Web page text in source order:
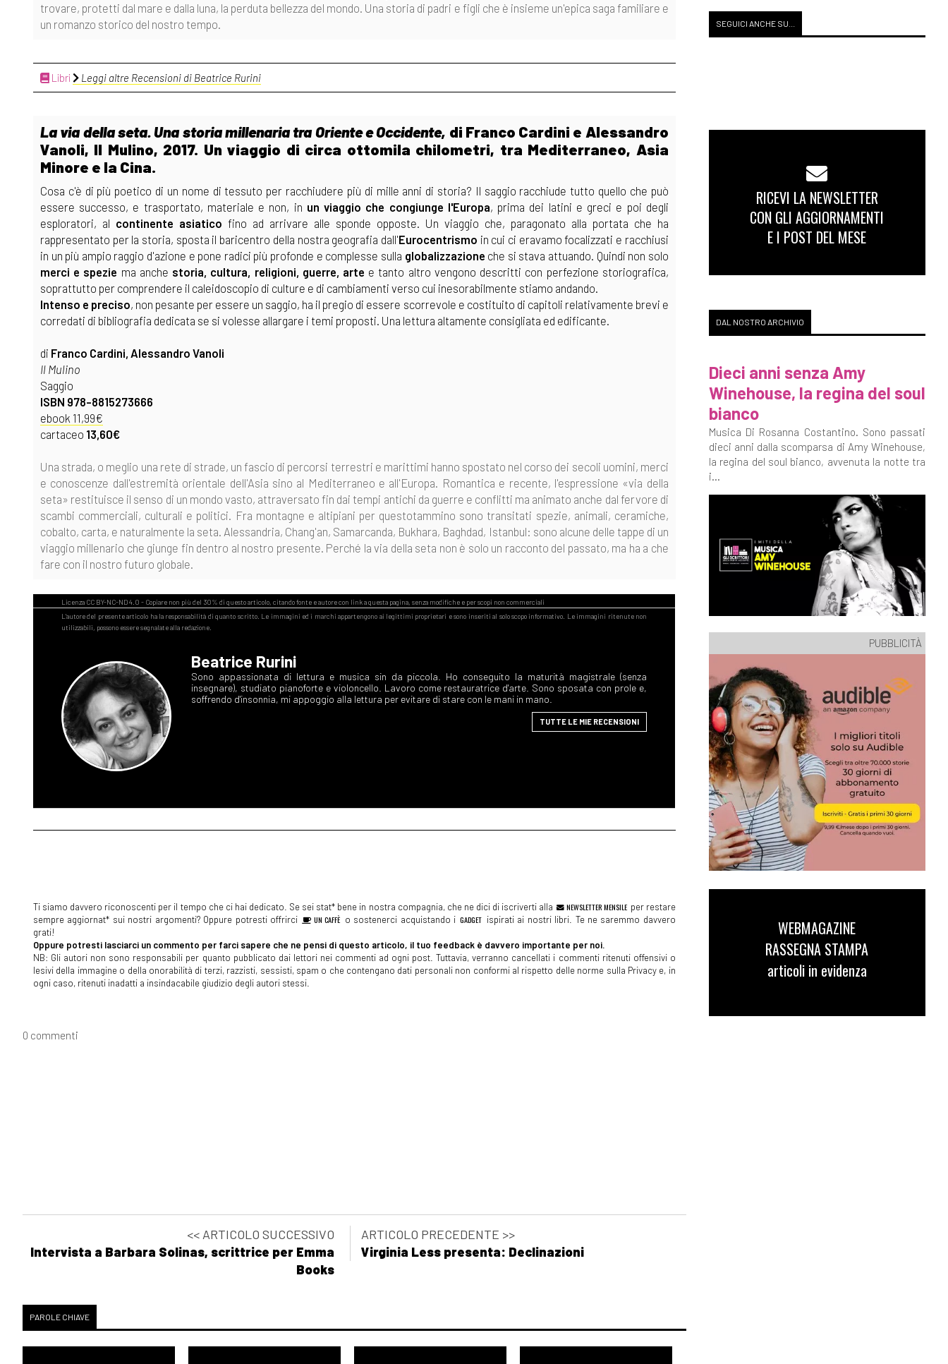
trovare, protetti dal mare e dalla luna, la perduta bellezza del mondo. Una storia di padri e figli che è insieme un'epica saga familiare e
un romanzo storico del nostro tempo.
Libri Leggi altre Recensioni di Beatrice Rurini
La via della seta. Una storia millenaria tra Oriente e Occidente, di Franco Cardini e Alessandro
Vanoli, Il Mulino, 2017. Un viaggio di circa ottomila chilometri, tra Mediterraneo, Asia
Minore e la Cina.
Cosa c'è di più poetico di un nome di tessuto per racchiudere più di mille anni di storia? Il saggio racchiude tutto quello che può
essere successo, e trasportato, materiale e non, in un viaggio che congiunge l'Europa, prima dei latini e greci e poi degli
esploratori, al continente asiatico fino ad arrivare alle sponde opposte. Un viaggio che, paragonato alla portata che ha
rappresentato per la storia, sposta il baricentro della nostra geografia dall'Eurocentrismo in cui ci eravamo focalizzati e racchiusi
in un più ampio raggio d'azione e pone radici più profonde e complesse sulla globalizzazione che si stava attuando. Quindi non solo
merci e spezie ma anche storia, cultura, religioni, guerre, arte e tanto altro vengono descritti con perfezione storiografica,
soprattutto per comprendere il caleidoscopio di culture e di cambiamenti verso cui inesorabilmente stiamo andando.
Intenso e preciso, non pesante per essere un saggio, ha il pregio di essere scorrevole e costituito di capitoli relativamente brevi e
corredati di bibliografia dedicata se si volesse allargare i temi proposti. Una lettura altamente consigliata ed edificante.
di Franco Cardini, Alessandro Vanoli
Il Mulino
Saggio
ISBN 978-8815273666
ebook 11,99€
cartaceo 13,60€
Una strada, o meglio una rete di strade, un fascio di percorsi terrestri e marittimi hanno spostato nel corso dei secoli uomini, merci
e conoscenze dall'estremità orientale dell'Asia sino al Mediterraneo e all'Europa. Romantica e recente, l'espressione «via della
seta» restituisce il senso di un mondo vasto, attraversato fin dai tempi antichi da guerre e conflitti ma animato anche dal fervore di
scambi commerciali, culturali e politici. Fra montagne e altipiani per questotammino sono transitati spezie, animali, ceramiche,
cobalto, carta, e naturalmente la seta. Alessandria, Chang'an, Samarcanda, Bukhara, Baghdad, Istanbul: sono alcune delle tappe di un
viaggio millenario che giunge fin dentro al nostro presente. Perché la via della seta non è solo un racconto del passato, ma ha a che
fare con il nostro futuro globale.
Beatrice Rurini
Sono appassionata di lettura e musica sin da piccola. Ho conseguito la maturità magistrale (senza
insegnare), studiato pianoforte e violoncello. Lavoro come restauratrice d'arte. Sono sposata con prole e,
soffrendo d'insonnia, mi appoggio alla lettura per evitare di stare con le mani in mano.
TUTTE LE MIE RECENSIONI
Ti siamo davvero riconoscenti per il tempo che ci hai dedicato. Se sei stat* bene in nostra compagnia, che ne dici di iscriverti alla NEWSLETTER MENSILE per restare
sempre aggiornat* sui nostri argomenti? Oppure potresti offrirci
UN CAFFÈ o sostenerci acquistando i GADGET ispirati ai nostri libri. Te ne saremmo davvero
grati!
Oppure potresti lasciarci un commento per farci sapere che ne pensi di questo articolo, il tuo feedback è davvero importante per noi.
NB: Gli autori non sono responsabili per quanto pubblicato dai lettori nei commenti ad ogni post. Tuttavia, verranno cancellati i commenti ritenuti offensivi o
lesivi della immagine o della onorabilità di terzi, razzisti, sessisti, spam o che contengano dati personali non conformi al rispetto delle norme sulla Privacy e, in
ogni caso, ritenuti inadatti a insindacabile giudizio degli autori stessi.
0 commenti
<< ARTICOLO SUCCESSIVO
Intervista a Barbara Solinas, scrittrice per Emma
Books
ARTICOLO PRECEDENTE >>
Virginia Less presenta: Declinazioni
PAROLE CHIAVE
SEGUICI ANCHE SU...
RICEVI LA NEWSLETTER
CON GLI AGGIORNAMENTI
E I POST DEL MESE
DAL NOSTRO ARCHIVIO
Dieci anni senza Amy
Winehouse, la regina del soul
bianco
Musica Di Rosanna Costantino. Sono passati
dieci anni dalla scomparsa di Amy Winehouse,
la regina del soul bianco, avvenuta la notte tra
i...
PUBBLICITÀ
WEBMAGAZINE
RASSEGNA STAMPA
articoli in evidenza